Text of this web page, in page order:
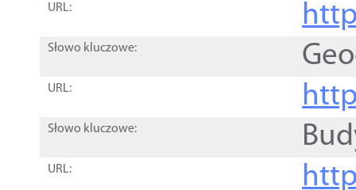
URL:
Słowo kluczowe:
URL:
Słowo kluczowe:
URL: